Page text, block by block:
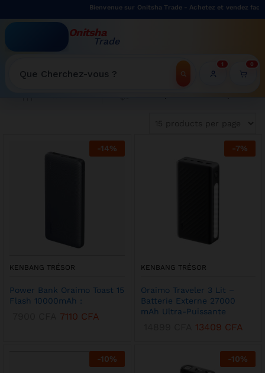
Bienvenue sur Onitsha Trade - Achetez et vendez
Onitsha
Trade
Recherche
1 0
WELCOME TO ONITSHATRADE ONLINE SHOP
-14%
KENBANG TRÉSOR
Power Bank Oraimo Toast 15
Flash 10000mAh :
7110 CFA
-7%
KENBANG TRÉSOR
Oraimo Traveler 3 Lit –
Batterie Externe 27000
mAh Ultra-Puissante
13409 CFA
-10% -10%
| Offre limitée sur cette cuisinière 4 feux Oscar